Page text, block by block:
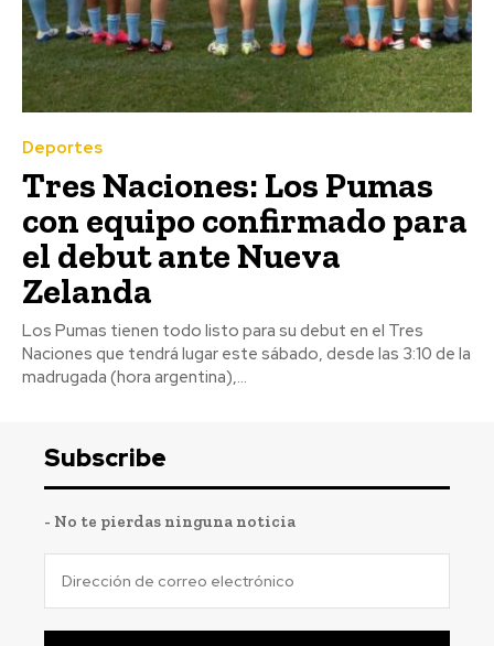
Deportes
Tres Naciones: Los Pumas
con equipo confirmado para
el debut ante Nueva
Zelanda
Los Pumas tienen todo listo para su debut en el Tres
Naciones que tendrá lugar este sábado, desde las 3:10 de la
madrugada (hora argentina),...
Subscribe
- No te pierdas ninguna noticia